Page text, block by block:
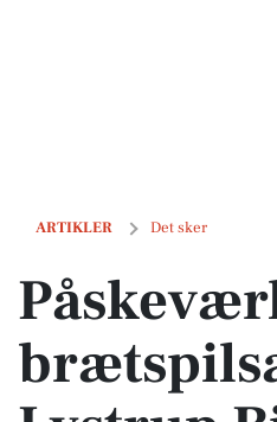
ARTIKLER Det sker
Påskeværksted og